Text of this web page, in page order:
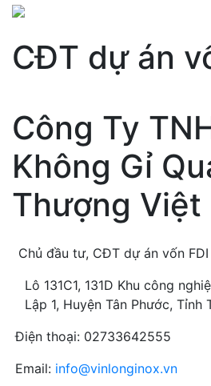
CĐT dự án
Công Ty
Không Gỉ
Thượng Việt
Chủ đầu tư, CĐT dự án vốn FDI
Lô 131C1, 131D Khu công
Lập 1, Huyện Tân Phước, Tỉnh
Điện thoại: 02733642555
Email: info@vinlonginox.vn